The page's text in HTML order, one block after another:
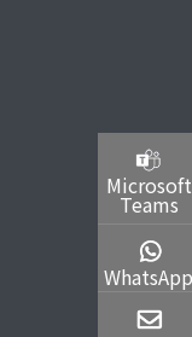
Microsoft
Teams
WhatsApp